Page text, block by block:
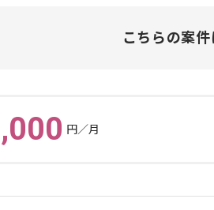
こちらの案
円／月